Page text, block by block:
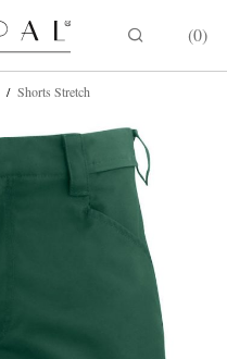
0
/ Shorts Stretch